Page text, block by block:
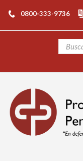
0800-333-9736